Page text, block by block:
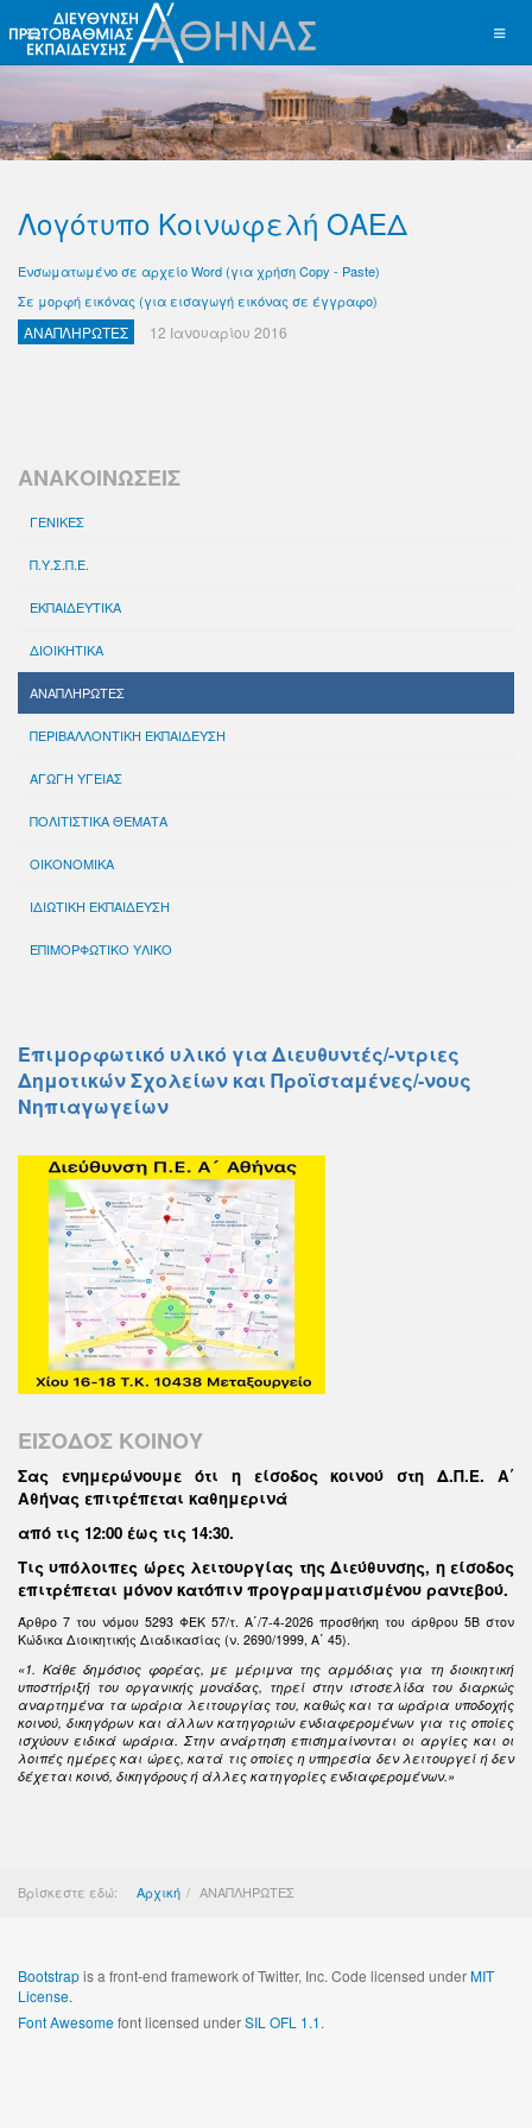
Λογότυπο Κοινωφελή ΟΑΕΔ
Ενσωματωμένο σε αρχείο Word (για χρήση Copy - Paste)
Σε μορφή εικόνας (για εισαγωγή εικόνας σε έγγραφο)
ΑΝΑΠΛΗΡΩΤΕΣ 12 Ιανουαρίου 2016
ΑΝΑΚΟΙΝΩΣΕΙΣ
ΓΕΝΙΚΕΣ
Π.Υ.Σ.Π.Ε.
ΕΚΠΑΙΔΕΥΤΙΚΑ
ΔΙΟΙΚΗΤΙΚΑ
ΑΝΑΠΛΗΡΩΤΕΣ
ΠΕΡΙΒΑΛΛΟΝΤΙΚΗ ΕΚΠΑΙΔΕΥΣΗ
ΑΓΩΓΗ ΥΓΕΙΑΣ
ΠΟΛΙΤΙΣΤΙΚΑ ΘΕΜΑΤΑ
ΟΙΚΟΝΟΜΙΚΑ
ΙΔΙΩΤΙΚΗ ΕΚΠΑΙΔΕΥΣΗ
ΕΠΙΜΟΡΦΩΤΙΚΟ ΥΛΙΚΟ
Επιμορφωτικό υλικό για Διευθυντές/-ντριες
Δημοτικών Σχολείων και Προϊσταμένες/-νους
Νηπιαγωγείων
ΕΙΣΟΔΟΣ ΚΟΙΝΟΥ
Σας ενημερώνουμε ότι η είσοδος κοινού στη Δ.Π.Ε. Α΄
Αθήνας επιτρέπεται καθημερινά
από τις 12:00 έως τις 14:30.
Τις υπόλοιπες ώρες λειτουργίας της Διεύθυνσης, η είσοδος
επιτρέπεται μόνον κατόπιν προγραμματισμένου ραντεβού.
Άρθρο 7 του νόμου 5293 ΦΕΚ 57/τ. Α΄/7-4-2026 προσθήκη του άρθρου 5Β στον
Κώδικα Διοικητικής Διαδικασίας (ν. 2690/1999, Α΄ 45).
«1. Κάθε δημόσιος φορέας, με μέριμνα της αρμόδιας για τη διοικητική
υποστήριξή του οργανικής μονάδας, τηρεί στην ιστοσελίδα του διαρκώς
αναρτημένα τα ωράρια λειτουργίας του, καθώς και τα ωράρια υποδοχής
κοινού, δικηγόρων και άλλων κατηγοριών ενδιαφερομένων για τις οποίες
ισχύουν ειδικά ωράρια. Στην ανάρτηση επισημαίνονται οι αργίες και οι
λοιπές ημέρες και ώρες, κατά τις οποίες η υπηρεσία δεν λειτουργεί ή δεν
δέχεται κοινό, δικηγόρους ή άλλες κατηγορίες ενδιαφερομένων.»
Βρίσκεστε εδώ: Αρχική ΑΝΑΠΛΗΡΩΤΕΣ
Bootstrapis a front-end framework of Twitter, Inc. Code licensed underMIT
License.
Font Awesomefont licensed underSIL OFL 1.1.